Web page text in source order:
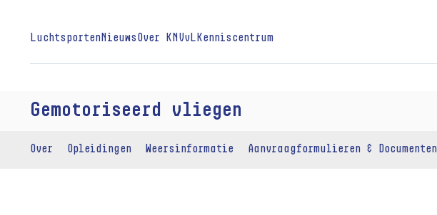
Luchtsporten Nieuws Over KNVvL Kenniscentrum
Gemotoriseerd vliegen
Over Opleidingen Weersinformatie Aanvraagformulieren & Documenten